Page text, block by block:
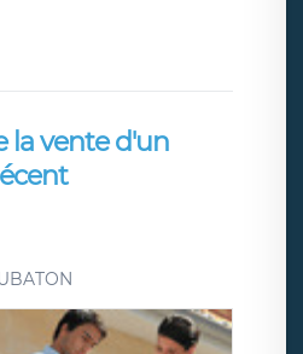
la vente d'un